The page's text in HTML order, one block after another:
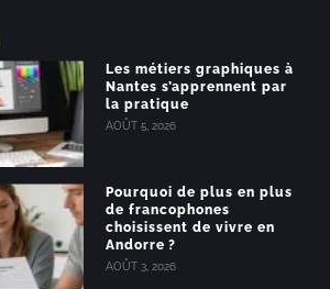
Les métiers graphiques à
Nantes s’apprennent par
la pratique
AOÛT 5, 2026
Pourquoi de plus en plus
de francophones
choisissent de vivre en
Andorre ?
AOÛT 3, 2026